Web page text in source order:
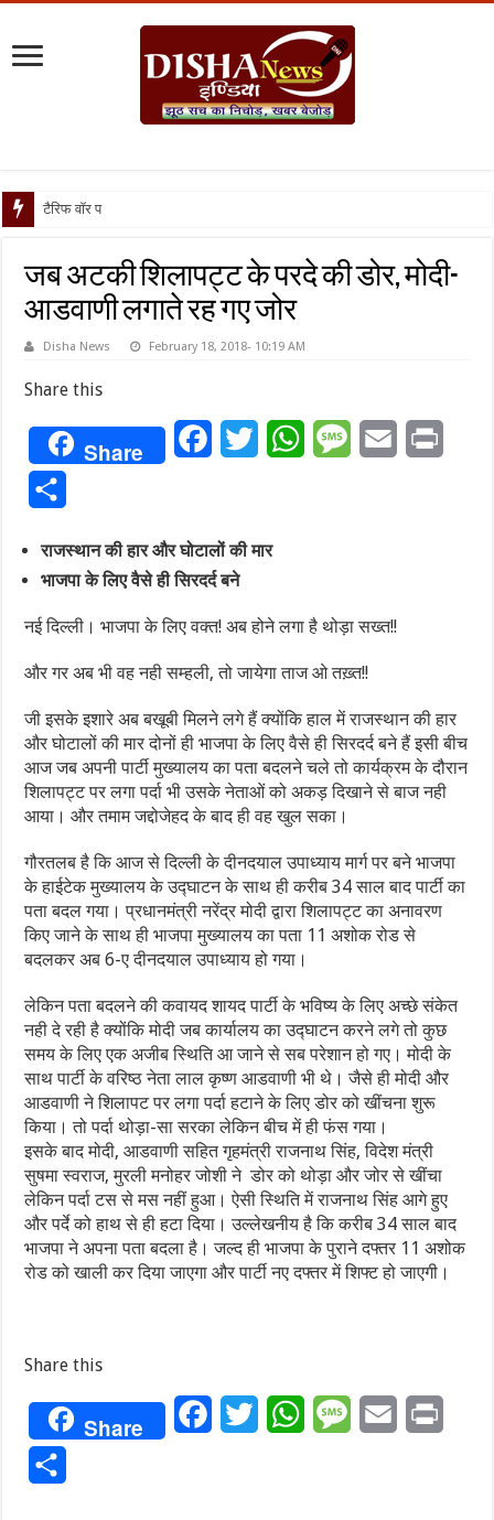
टैरिफ वॉर पर पिघली बर्फ, ट्
जब अटकी शिलापट्ट के परदे की डोर, मोदी-
आडवाणी लगाते रह गए जोर
Disha News February 18, 2018- 10:19 AM
Share this
Share FacebookTwitterWhatsAppMessageEmail
राजस्थान की हार और घोटालों की मार
भाजपा के लिए वैसे ही सिरदर्द बने
नई दिल्ली। भाजपा के लिए वक्त! अब होने लगा है थोड़ा सख्त!!
और गर अब भी वह नही सम्हली, तो जायेगा ताज ओ तख़्त!!
जी इसके इशारे अब बखूबी मिलने लगे हैं क्योंकि हाल में राजस्थान की हार
और घोटालों की मार दोनों ही भाजपा के लिए वैसे ही सिरदर्द बने हैं इसी बीच
आज जब अपनी पार्टी मुख्यालय का पता बदलने चले तो कार्यक्रम के दौरान
शिलापट्ट पर लगा पर्दा भी उसके नेताओं को अकड़ दिखाने से बाज नही
आया। और तमाम जद्दोजेहद के बाद ही वह खुल सका।
गौरतलब है कि आज से दिल्ली के दीनदयाल उपाध्याय मार्ग पर बने भाजपा
के हाईटेक मुख्यालय के उद्घाटन के साथ ही करीब 34 साल बाद पार्टी का
पता बदल गया। प्रधानमंत्री नरेंद्र मोदी द्वारा शिलापट्ट का अनावरण
किए जाने के साथ ही भाजपा मुख्यालय का पता 11 अशोक रोड से
बदलकर अब 6-ए दीनदयाल उपाध्याय हो गया।
लेकिन पता बदलने की कवायद शायद पार्टी के भविष्य के लिए अच्छे संकेत
नही दे रही है क्योंकि मोदी जब कार्यालय का उद्घाटन करने लगे तो कुछ
समय के लिए एक अजीब स्थिति आ जाने से सब परेशान हो गए। मोदी के
साथ पार्टी के वरिष्ठ नेता लाल कृष्ण आडवाणी भी थे। जैसे ही मोदी और
आडवाणी ने शिलापट पर लगा पर्दा हटाने के लिए डोर को खींचना शुरू
किया। तो पर्दा थोड़ा-सा सरका लेकिन बीच में ही फंस गया।
इसके बाद मोदी, आडवाणी सहित गृहमंत्री राजनाथ सिंह, विदेश मंत्री
सुषमा स्वराज, मुरली मनोहर जोशी ने डोर को थोड़ा और जोर से खींचा
लेकिन पर्दा टस से मस नहीं हुआ। ऐसी स्थिति में राजनाथ सिंह आगे हुए
और पर्दे को हाथ से ही हटा दिया। उल्लेखनीय है कि करीब 34 साल बाद
भाजपा ने अपना पता बदला है। जल्द ही भाजपा के पुराने दफ्तर 11 अशोक
रोड को खाली कर दिया जाएगा और पार्टी नए दफ्तर में शिफ्ट हो जाएगी।
Share this
Share FacebookTwitterWhatsAppMessageEmail